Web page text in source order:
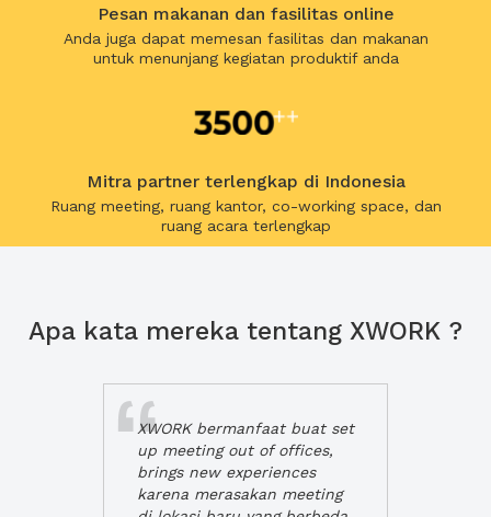
Pesan makanan dan fasilitas online
Anda juga dapat memesan fasilitas dan makanan
untuk menunjang kegiatan produktif anda
Mitra partner terlengkap di Indonesia
Ruang meeting, ruang kantor, co-working space, dan
ruang acara terlengkap
Apa kata mereka tentang XWORK ?
XWORK bermanfaat buat set
up meeting out of offices,
brings new experiences
karena merasakan meeting